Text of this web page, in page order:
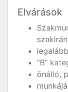
Elvárások
"B"
önálló,